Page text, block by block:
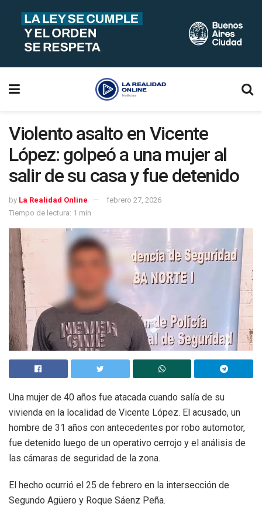
Violento asalto en Vicente
López: golpeó a una mujer al
salir de su casa y fue detenido
by La Realidad Online
febrero 27, 2026
Tiempo de lectura: 1 min
Una mujer de 40 años fue atacada cuando salía de su
vivienda en la localidad de Vicente López. El acusado, un
hombre de 31 años con antecedentes por robo automotor,
fue detenido luego de un operativo cerrojo y el análisis de
las cámaras de seguridad de la zona.
El hecho ocurrió el 25 de febrero en la intersección de
Segundo Agüero y Roque Sáenz Peña.